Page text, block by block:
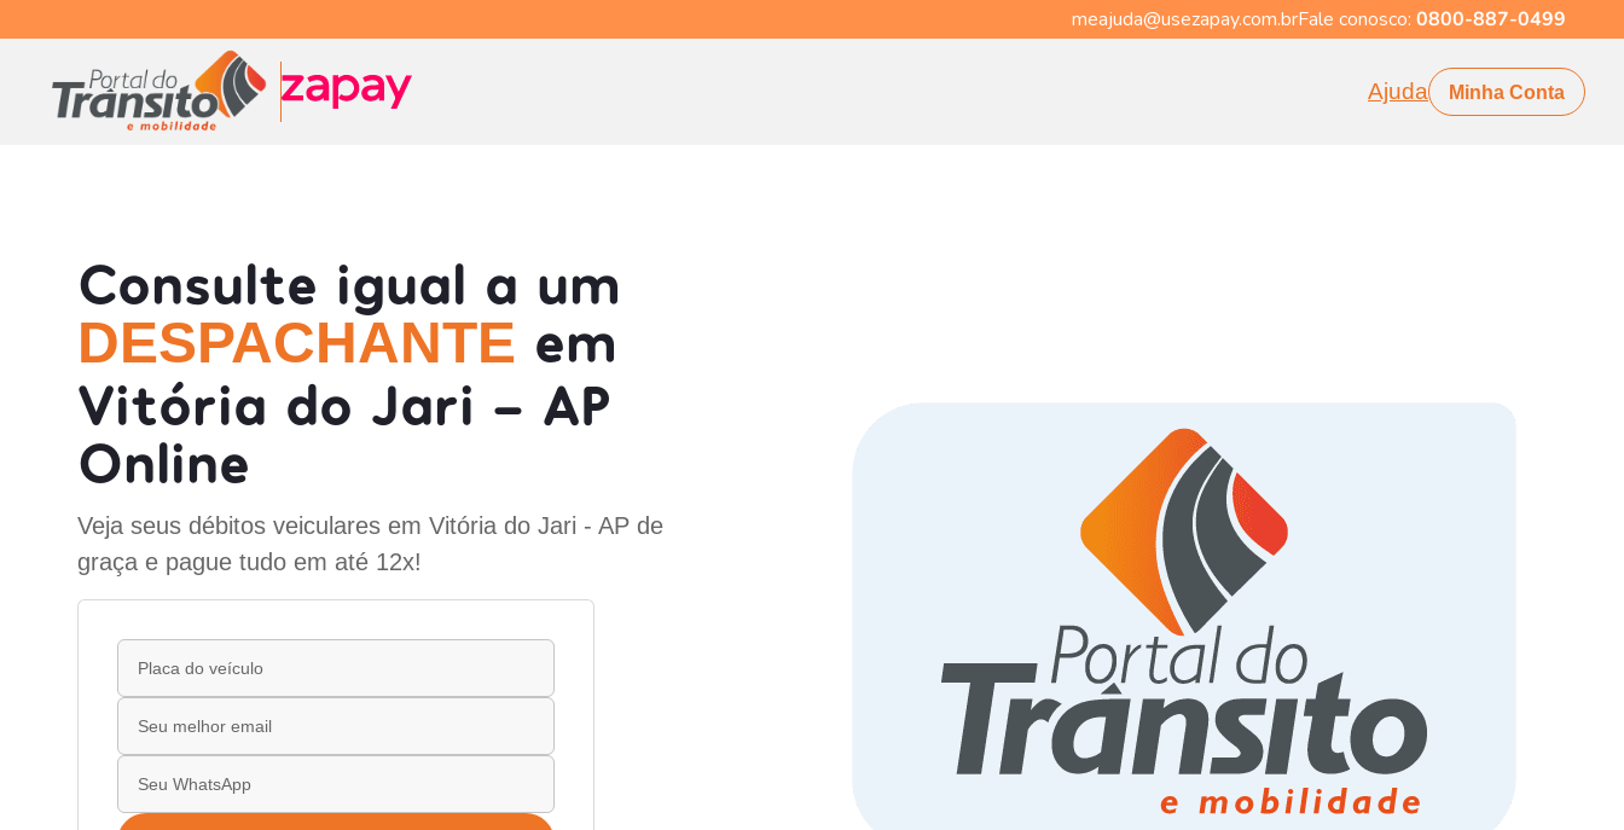
meajuda@usezapay.com.brFale conosco: 0800-887-0499
Ajuda Minha Conta
Consulte igual a um
DESPACHANTE em
Vitória do Jari - AP
Online
Veja seus débitos veiculares em Vitória do Jari - AP de
graça e pague tudo em até 12x!